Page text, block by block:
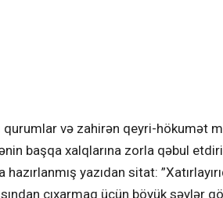
və zahirən qeyri-hökumət
başqa xalqlarına zorla qəbul
yazıdan sitat:
çıxarmaq üçün böyük səylər